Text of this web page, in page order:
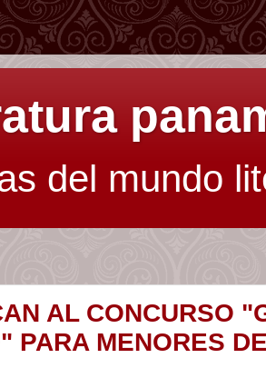
del mundo
AL CONCURSO
PARA MENORES